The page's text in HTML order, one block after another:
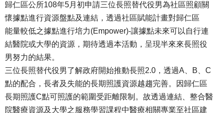
歸仁區公所108年5月初申請三位長照替代役男為社區照顧關
懷據點進行資源盤點及連結，透過社區賦能計畫對歸仁區
能量較低之據點進行培力(Empower)-讓據點未來可以自行連
結醫院或大學的資源，期待透過本活動，呈現半來來長照役
男努力的結果。
三位長照替代役男了解政府開始推動長照2.0，透過A、B、C
點的配合，長者及失能的長期照護資源越趨完善。因歸仁區
長期照護C點可照護的範圍受距離限制。故透過連結、整合醫
院醫療資源及大學之服務學習課程中醫療相關專業至社區建